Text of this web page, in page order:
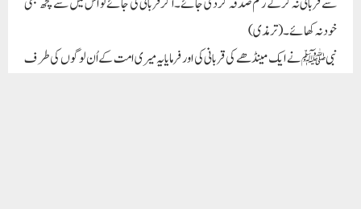
خود نہ کھائے۔(ترمذی)
نبیﷺنے ایک مینڈھے کی قربانی کی اور فرمایایہ میری امت کے اُن لوگوں کی طر ف